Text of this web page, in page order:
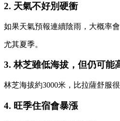
2. 天氣不好別硬衝
如果天氣預報連續陰雨，大概率會
尤其夏季。
3. 林芝雖低海拔，但仍可能
林芝海拔約3000米，比拉薩舒服
4. 旺季住宿會暴漲